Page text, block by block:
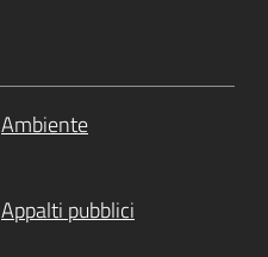
Ambiente
Appalti pubblici